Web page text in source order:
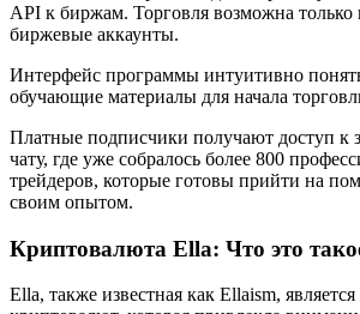
API к биржам. Торговля возможна
биржевые аккаунты.
Интерфейс программы интуитивно
обучающие материалы для начала
Платные подписчики получают доступ к
чату, где уже собралось более 800
трейдеров, которые готовы прийти на
своим опытом.
Криптовалюта Ella: Что это
Ella, также известная как Ellaism,